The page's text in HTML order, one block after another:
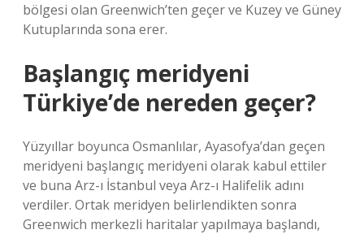
bölgesi olan Greenwich’ten geçer ve Kuzey ve Güney
Kutuplarında sona erer.
Başlangıç meridyeni
Türkiye’de nereden geçer?
Yüzyıllar boyunca Osmanlılar, Ayasofya’dan geçen
meridyeni başlangıç ​​meridyeni olarak kabul ettiler
ve buna Arz-ı İstanbul veya Arz-ı Halifelik adını
verdiler. Ortak meridyen belirlendikten sonra
Greenwich merkezli haritalar yapılmaya başlandı,